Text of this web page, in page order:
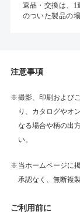
返品・交換は、1
のついた製品の
注意事項
撮影、印刷および
り、カタログやオ
なる場合や柄の出
い。
当ホームページに
承認なく、無断複
ご利用前に